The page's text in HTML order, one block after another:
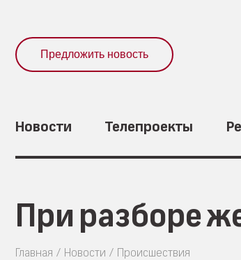
Предложить новость
Новости Телепроекты
При разборе
Главная Новости Происшествия